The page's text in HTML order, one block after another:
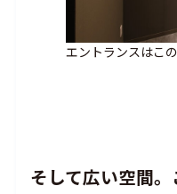
エントランスはこ
そして広い空間